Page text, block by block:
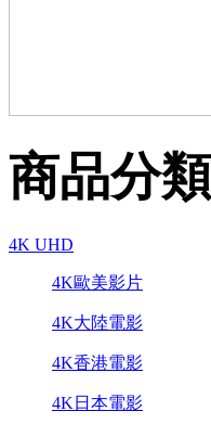
商品分類
4K UHD
4K歐美影片
4K大陸電影
4K香港電影
4K日本電影